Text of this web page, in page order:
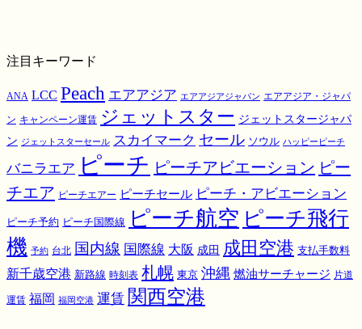
注目キーワード
ANA LCC Peach エアアジア エアアジアジャパン エアアジア・ジャパ
ン キャンペーン運賃 ジェットスター ジェットスタージャパ
ン ジェットスターセール スカイマーク セール ソウル ハッピーピーチ
バニラエア ピーチ ピーチアビエーション ピー
チエア ピーチエアー ピーチセール ピーチ・アビエーション
ピーチ予約 ピーチ国際線 ピーチ航空 ピーチ飛行
機 予約 台北 国内線 国際線 大阪 成田 成田空港 支払手数料
新千歳空港 新路線 時刻表 札幌 東京 沖縄 燃油サーチャージ 片道
運賃 福岡 福岡空港 運賃 関西空港